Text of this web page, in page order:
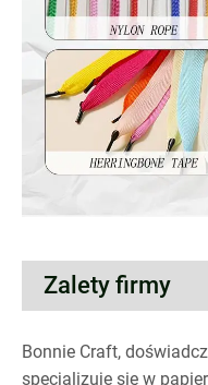
Zalety firmy
Bonnie Craft,
specjalizuje się w